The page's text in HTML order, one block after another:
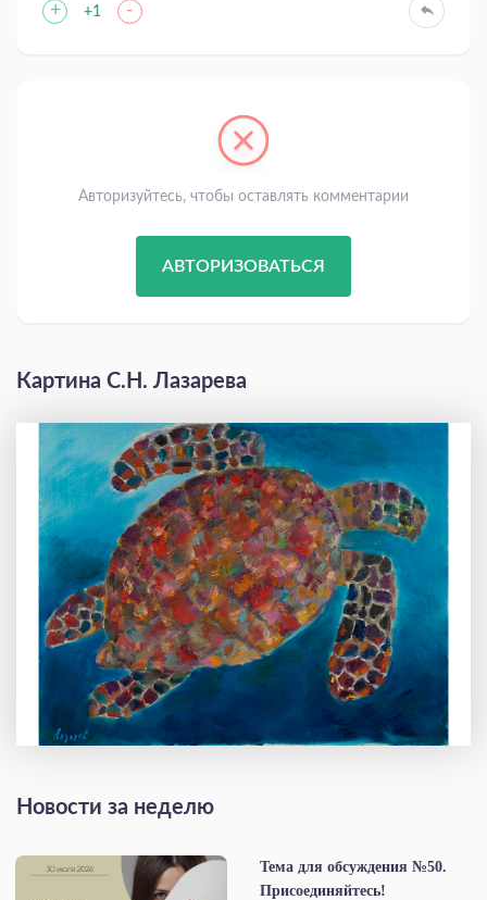
+ +1 -
Авторизуйтесь, чтобы оставлять комментарии
АВТОРИЗОВАТЬСЯ
Картина С.Н. Лазарева
Новости за неделю
Тема для обсуждения №50.
Присоединяйтесь!